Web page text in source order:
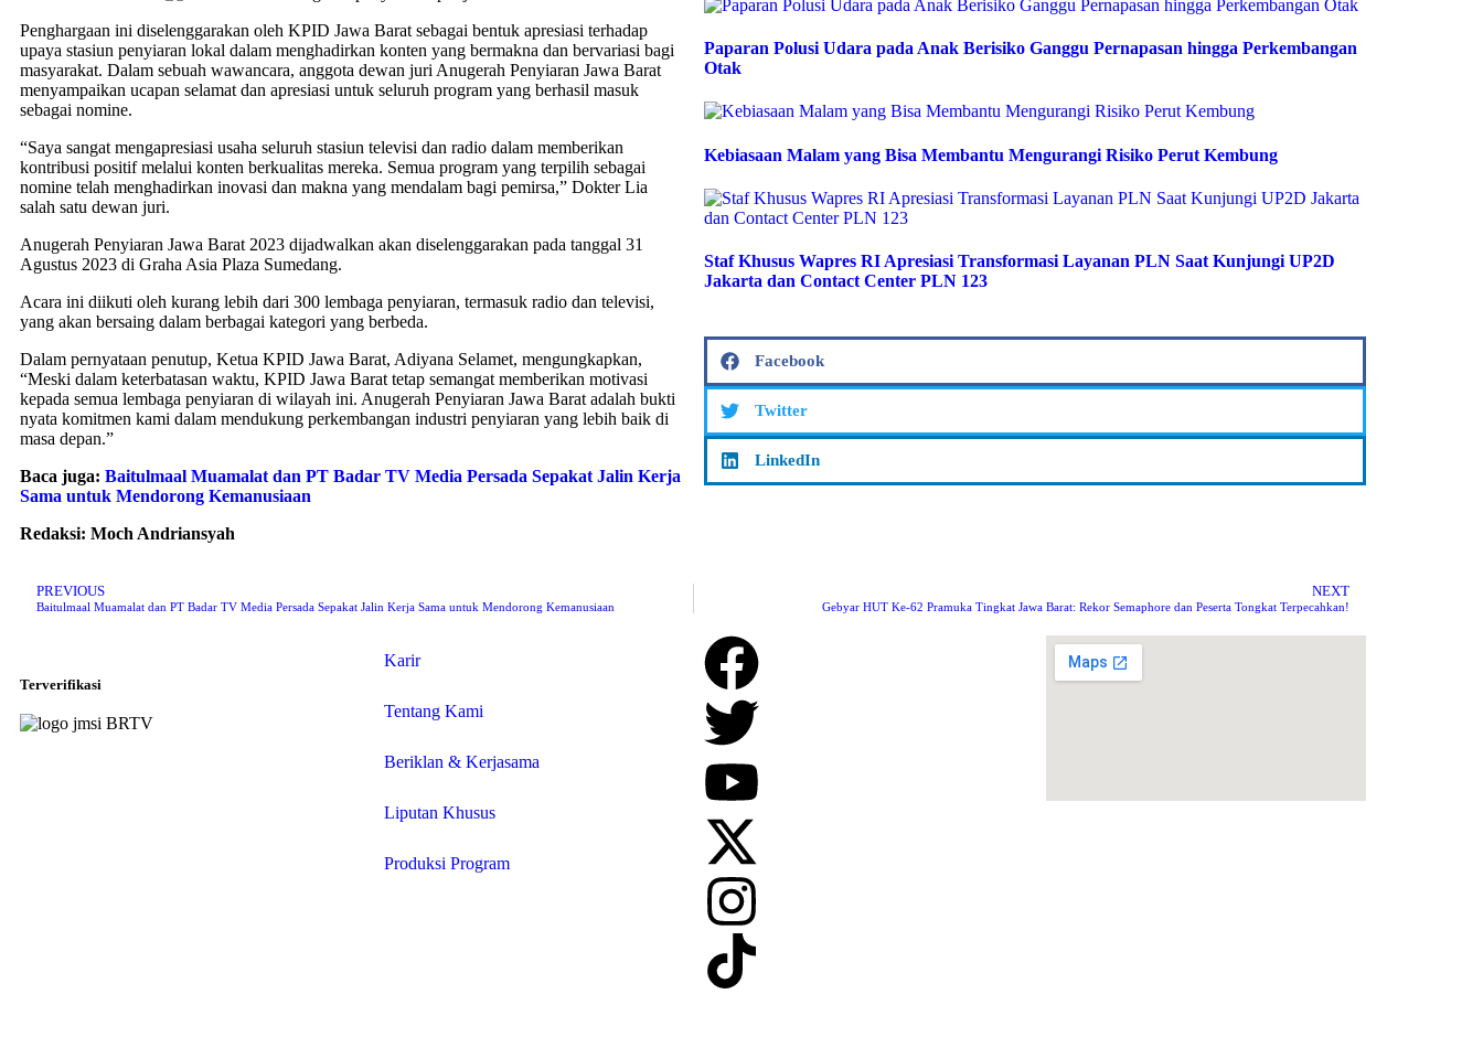
Penghargaan ini diselenggarakan oleh KPID Jawa Barat sebagai bentuk apresiasi terhadap
upaya stasiun penyiaran lokal dalam menghadirkan konten yang bermakna dan bervariasi bagi
masyarakat. Dalam sebuah wawancara, anggota dewan juri Anugerah Penyiaran Jawa Barat
menyampaikan ucapan selamat dan apresiasi untuk seluruh program yang berhasil masuk
sebagai nomine.
“Saya sangat mengapresiasi usaha seluruh stasiun televisi dan radio dalam memberikan
kontribusi positif melalui konten berkualitas mereka. Semua program yang terpilih sebagai
nomine telah menghadirkan inovasi dan makna yang mendalam bagi pemirsa,” Dokter Lia
salah satu dewan juri.
Anugerah Penyiaran Jawa Barat 2023 dijadwalkan akan diselenggarakan pada tanggal 31
Agustus 2023 di Graha Asia Plaza Sumedang.
Acara ini diikuti oleh kurang lebih dari 300 lembaga penyiaran, termasuk radio dan televisi,
yang akan bersaing dalam berbagai kategori yang berbeda.
Dalam pernyataan penutup, Ketua KPID Jawa Barat, Adiyana Selamet, mengungkapkan,
“Meski dalam keterbatasan waktu, KPID Jawa Barat tetap semangat memberikan motivasi
kepada semua lembaga penyiaran di wilayah ini. Anugerah Penyiaran Jawa Barat adalah bukti
nyata komitmen kami dalam mendukung perkembangan industri penyiaran yang lebih baik di
masa depan.”
Baca juga: Baitulmaal Muamalat dan PT Badar TV Media Persada Sepakat Jalin Kerja
Sama untuk Mendorong Kemanusiaan
Redaksi: Moch Andriansyah
Paparan Polusi Udara pada Anak Berisiko Ganggu Pernapasan hingga Perkembangan
Otak
Kebiasaan Malam yang Bisa Membantu Mengurangi Risiko Perut Kembung
Staf Khusus Wapres RI Apresiasi Transformasi Layanan PLN Saat Kunjungi UP2D
Jakarta dan Contact Center PLN 123
Facebook
Twitter
LinkedIn
PREVIOUS
Baitulmaal Muamalat dan PT Badar TV Media Persada Sepakat Jalin Kerja Sama untuk Mendorong Kemanusiaan
NEXT
Gebyar HUT Ke-62 Pramuka Tingkat Jawa Barat: Rekor Semaphore dan Peserta Tongkat Terpecahkan!
Terverifikasi
Karir
Tentang Kami
Beriklan & Kerjasama
Liputan Khusus
Produksi Program